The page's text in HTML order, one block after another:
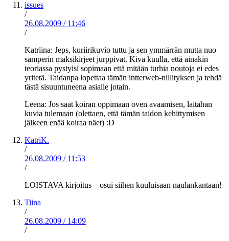
issues
/
26.08.2009 / 11:46
/
Katriina: Jeps, kuriirikuvio tuttu ja sen ymmärrän mutta nuo
samperin maksikirjeet jurppivat. Kiva kuulla, että ainakin
teoriassa pystyisi sopimaan että mitään turhia noutoja ei edes
yritetä. Taidanpa lopettaa tämän intterweb-nillityksen ja tehdä
tästä sisuuntuneena asialle jotain.
Leena: Jos saat koiran oppimaan oven avaamisen, laitahan
kuvia tulemaan (olettaen, että tämän taidon kehittymisen
jälkeen enää koiraa näet) :D
KatriK.
/
26.08.2009 / 11:53
/
LOISTAVA kirjoitus – osui siihen kuuluisaan naulankantaan!
Tiina
/
26.08.2009 / 14:09
/